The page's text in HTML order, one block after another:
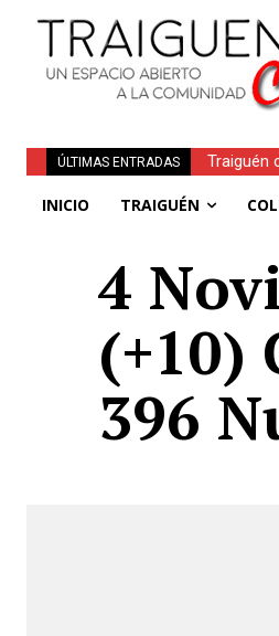
ÚLTIMAS ENTRADAS
Traiguén
INICIO TRAIGUÉN
4
(+10)
396